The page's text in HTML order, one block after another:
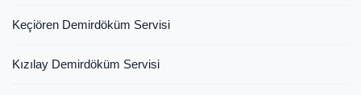
Keçiören Demirdöküm Servisi
Kızılay Demirdöküm Servisi